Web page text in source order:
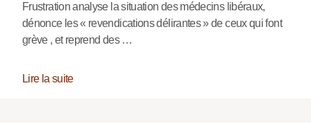
Frustration analyse la situation des médecins libéraux,
dénonce les « revendications délirantes » de ceux qui font
grève , et reprend des …
Lire la suite